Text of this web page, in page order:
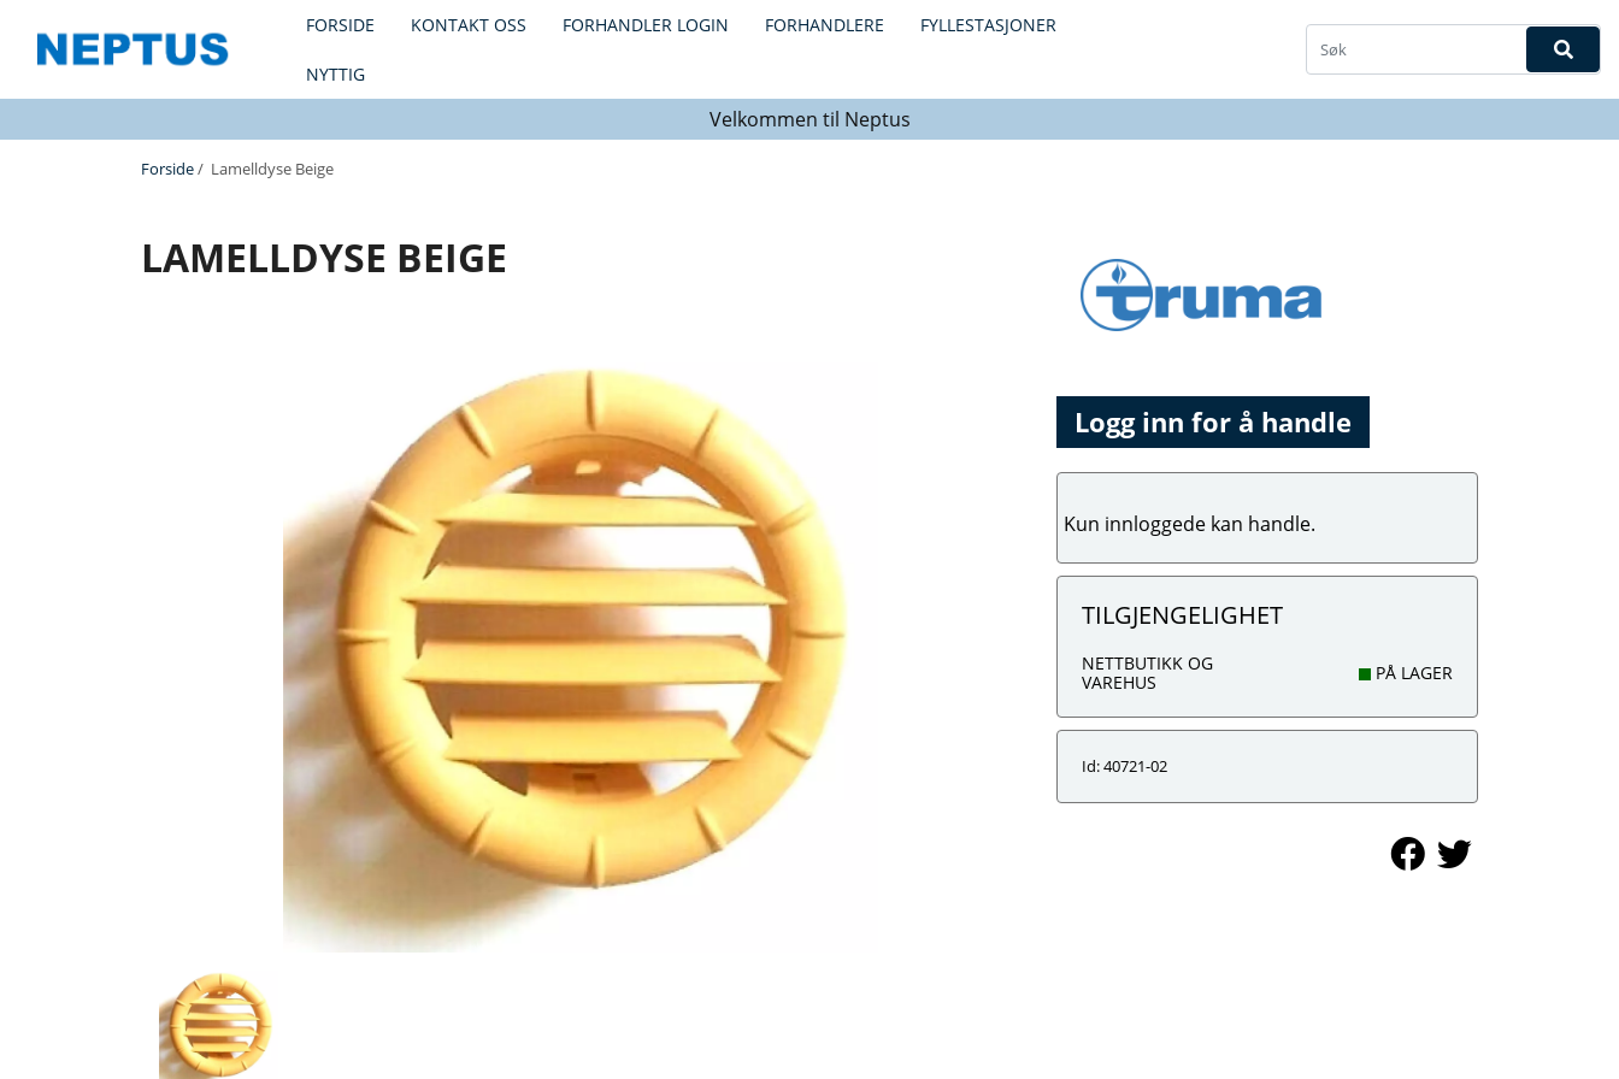
FORSIDE KONTAKT OSS FORHANDLER LOGIN FORHANDLERE FYLLESTASJONER
NYTTIG
Velkommen til Neptus
Forside/ Lamelldyse Beige
LAMELLDYSE BEIGE
Logg inn for å handle
Kun innloggede kan handle.
TILGJENGELIGHET
NETTBUTIKK OG
VAREHUS
PÅ LAGER
Id: 40721-02